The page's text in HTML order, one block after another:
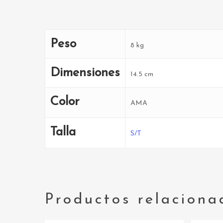
Peso 8 kg
Dimensiones 14.5 cm
Color AMA
Talla S/T
Productos